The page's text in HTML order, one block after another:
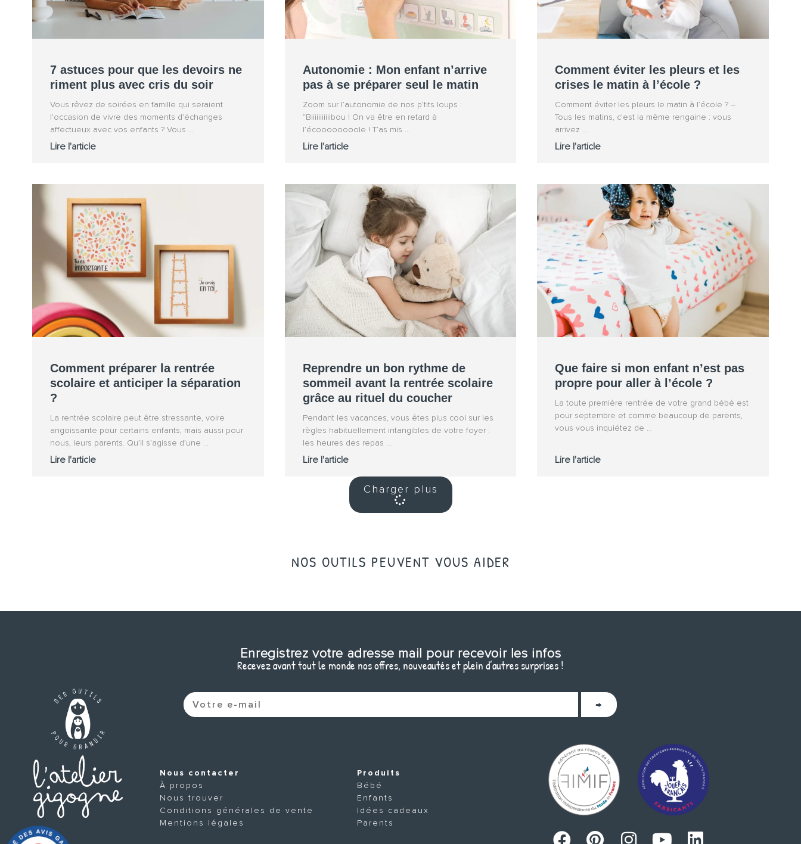
7 astuces pour que les devoirs ne
riment plus avec cris du soir
Vous rêvez de soirées en famille qui seraient
l’occasion de vivre des moments d’échanges
affectueux avec vos enfants ? Vous
Lire l'article
Autonomie : Mon enfant n’arrive
pas à se préparer seul le matin
Zoom sur l’autonomie de nos p’tits loups :
“Biiiiiiiiiiibou ! On va être en retard à
l’écoooooooole ! T’as mis
Lire l'article
Comment éviter les pleurs et les
crises le matin à l’école ?
Comment éviter les pleurs le matin à l’école ? –
Tous les matins, c’est la même rengaine : vous
arrivez
Lire l'article
Comment préparer la rentrée
scolaire et anticiper la séparation
?
La rentrée scolaire peut être stressante, voire
angoissante pour certains enfants, mais aussi pour
nous, leurs parents. Qu’il s’agisse d’une
Lire l'article
Reprendre un bon rythme de
sommeil avant la rentrée scolaire
grâce au rituel du coucher
Pendant les vacances, vous êtes plus cool sur les
règles habituellement intangibles de votre foyer :
les heures des repas
Lire l'article
Que faire si mon enfant n’est pas
propre pour aller à l’école ?
La toute première rentrée de votre grand bébé est
pour septembre et comme beaucoup de parents,
vous vous inquiétez de
Lire l'article
Charger plus
NOS OUTILS PEUVENT VOUS AIDER
Enregistrez votre adresse mail pour recevoir les infos
Recevez avant tout le monde nos offres, nouveautés et plein d’autres surprises !
Nous contacter
À propos
Nous trouver
Conditions générales de vente
Mentions légales
Produits
Bébé
Enfants
Idées cadeaux
Parents